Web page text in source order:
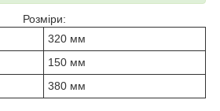
Розміри:
320 мм
150 мм
380 мм